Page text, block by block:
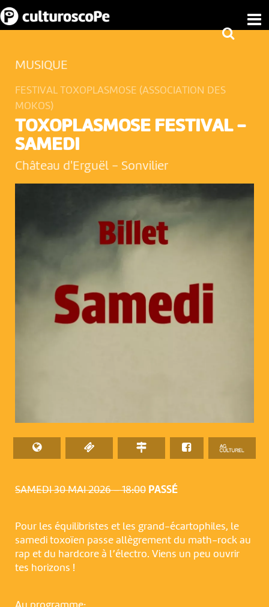
SAMEDI 30 MAI 2026 – 18:00 PASSÉ
MUSIQUE
FESTIVAL TOXOPLASMOSE (ASSOCIATION DES
MOKOS)
TOXOPLASMOSE FESTIVAL -
SAMEDI
Château d'Erguël - Sonvilier
Pour les équilibristes et les grand-écartophiles, le
samedi toxoïen passe allègrement du math-rock au
rap et du hardcore à l’électro. Viens un peu ouvrir
tes horizons !